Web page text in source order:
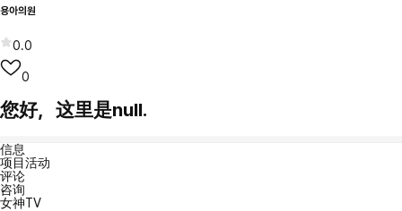
용아의원
0.0
0
您好，这里是null.
信息
项目活动
评论
咨询
女神TV